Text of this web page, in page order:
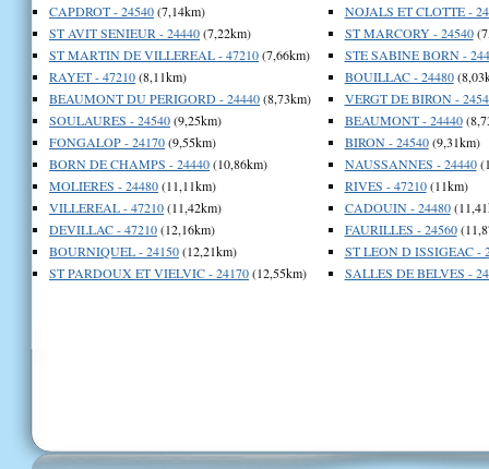
CAPDROT - 24540(7,14km)
ST AVIT SENIEUR - 24440(7,22km)
ST MARTIN DE VILLEREAL - 47210(7,66km)
RAYET - 47210(8,11km)
BEAUMONT DU PERIGORD - 24440(8,73km)
SOULAURES - 24540(9,25km)
FONGALOP - 24170(9,55km)
BORN DE CHAMPS - 24440(10,86km)
MOLIERES - 24480(11,11km)
VILLEREAL - 47210(11,42km)
DEVILLAC - 47210(12,16km)
BOURNIQUEL - 24150(12,21km)
ST PARDOUX ET VIELVIC - 24170(12,55km)
NOJALS ET CLOTTE -
ST MARCORY - 24540
STE SABINE BORN -
BOUILLAC - 24480
VERGT DE BIRON -
BEAUMONT - 24440
BIRON - 24540(9,31km)
NAUSSANNES - 24440
RIVES - 47210(11km)
CADOUIN - 24480
FAURILLES - 24560
ST LEON D ISSIGEAC -
SALLES DE BELVES -